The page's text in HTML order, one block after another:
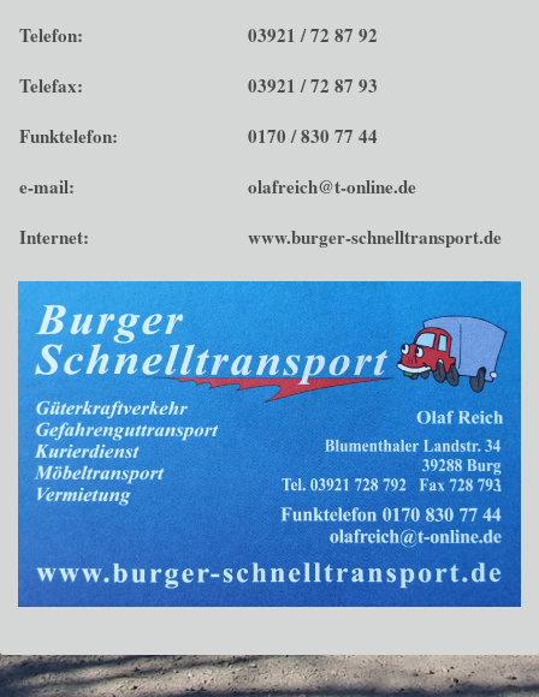
Telefon:
Telefax:
Funktelefon:
e-mail:
Internet:
03921 / 72 87 92
03921 / 72 87 93
0170 / 830 77 44
olafreich@t-online.de
www.burger-schnelltransport.de